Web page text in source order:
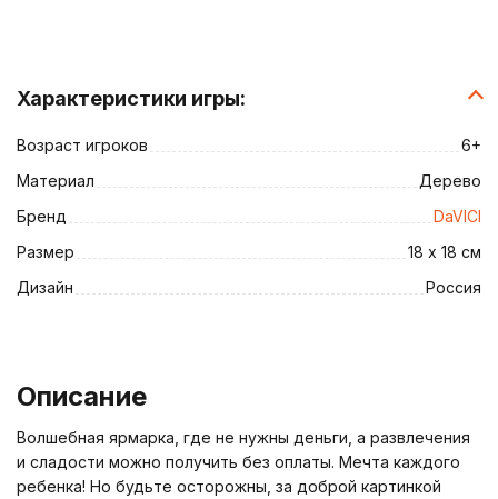
Характеристики игры:
Возраст игроков
6+
Материал
Дерево
Бренд
DaVICI
Размер
18 х 18 см
Дизайн
Россия
Описание
Волшебная ярмарка, где не нужны деньги, а развлечения
и сладости можно получить без оплаты. Мечта каждого
ребенка! Но будьте осторожны, за доброй картинкой